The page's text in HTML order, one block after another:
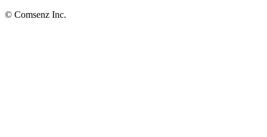
© Comsenz Inc.